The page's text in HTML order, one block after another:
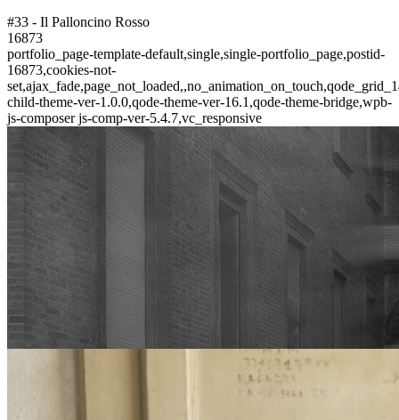
#33 - Il Palloncino Rosso
16873
portfolio_page-template-default,single,single-portfolio_page,postid-
16873,cookies-not-
child-theme-ver-1.0.0,qode-theme-ver-16.1,qode-theme-bridge,wpb-
js-composer js-comp-ver-5.4.7,vc_responsive